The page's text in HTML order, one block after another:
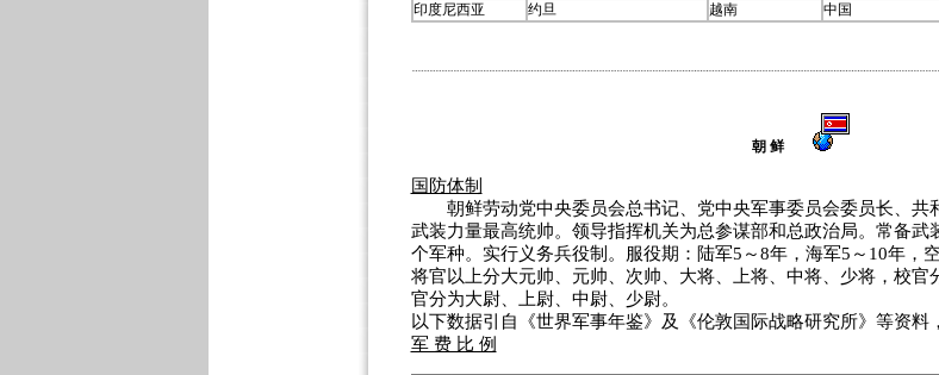
印度尼西亚
约旦 越南 中国
朝 鲜
国防体制
朝鲜劳动党中央委员会总书记、党中央军事委员会委员长、共
武装力量最高统帅。领导指挥机关为总参谋部和总政治局。常备武
个军种。实行义务兵役制。服役期：陆军5～8年，海军5～10年，
将官以上分大元帅、元帅、次帅、大将、上将、中将、少将，校官
官分为大尉、上尉、中尉、少尉。
以下数据引自《世界军事年鉴》及《伦敦国际战略研究所》等资料
军 费 比 例